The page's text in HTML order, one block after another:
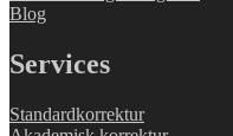
Blog
Services
Standardkorrektur